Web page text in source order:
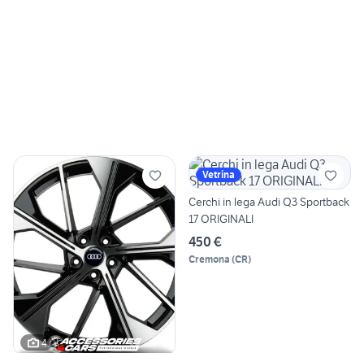
4
Vetrina
Cerchi in lega Audi Q3 Sportback
17 ORIGINALI
450 €
Cremona (CR)